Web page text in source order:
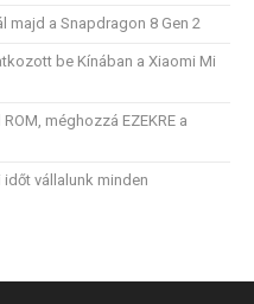
a Snapdragon 8 Gen 2
be Kínában a Xiaomi Mi
méghozzá EZEKRE a
vállalunk minden